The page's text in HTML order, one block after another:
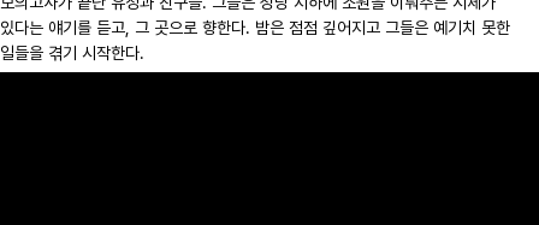
있다는 얘기를 듣고, 그 곳으로 향한다. 밤은 점점 깊어지고 그들은 예기치 못한
일들을 겪기 시작한다.